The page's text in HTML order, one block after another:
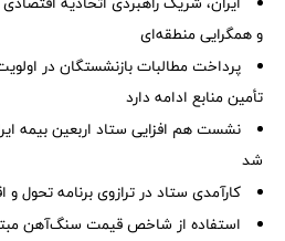
و همگرایی منطقه‌ای
پرداخت مطالبات بازنشستگان در
تأمین منابع ادامه دارد
نشست هم افزایی ستاد اربعین بیمه
شد
کارآمدی ستاد در ترازوی برنامه تحول و
استفاده از شاخص قیمت سنگ‌آهن